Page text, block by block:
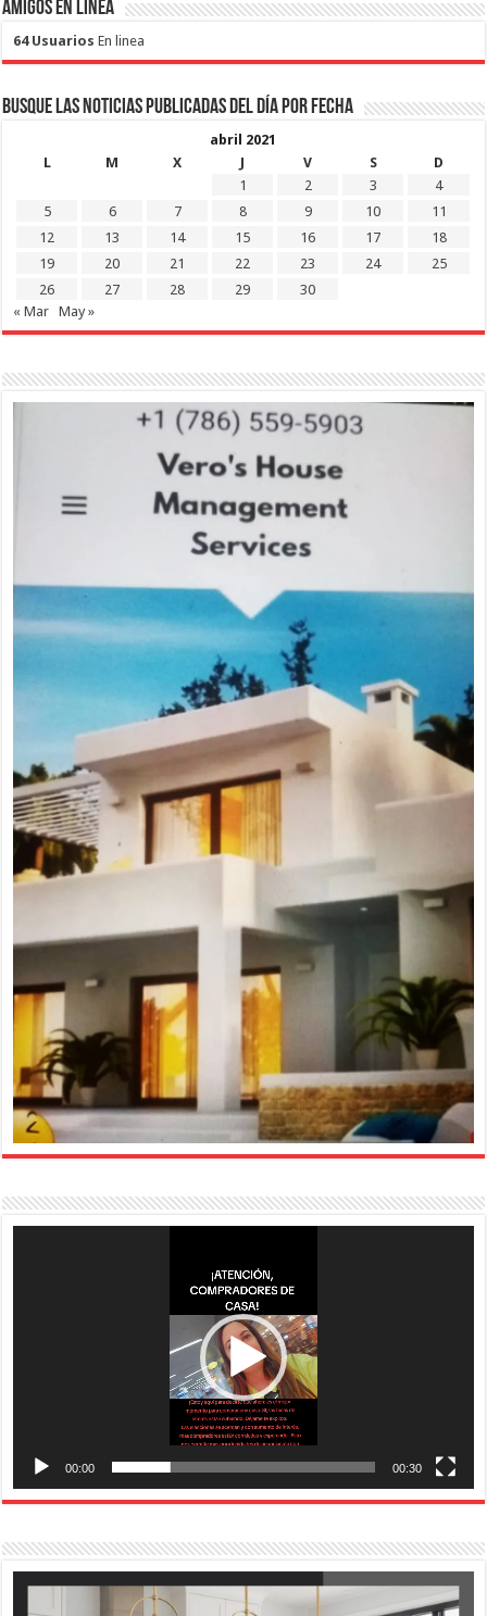
Amigos en Linea
64 Usuarios En linea
Busque las noticias publicadas del día por fecha
abril 2021
L
M X J V S
D
1
2 3
4
5
6 7 8 9 10
11
12
13 14 15 16 17
18
19
20 21 22 23 24
25
26
27 28 29
30
« Mar
May »
00:00 00:30